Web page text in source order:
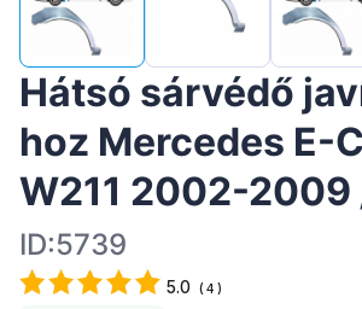
Hátsó sárvédő
hoz Mercedes E-
W211 2002-2009
ID:5739
5.0 (4 )